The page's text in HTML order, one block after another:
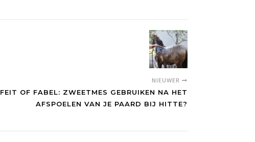
NIEUWER
FEIT OF FABEL: ZWEETMES GEBRUIKEN NA HET
AFSPOELEN VAN JE PAARD BIJ HITTE?